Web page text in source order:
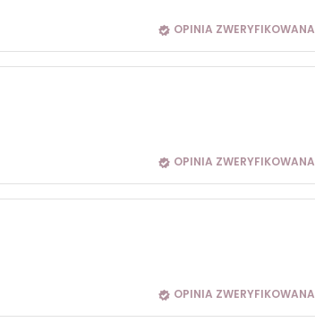
OPINIA ZWERYFIKOWANA
OPINIA ZWERYFIKOWANA
OPINIA ZWERYFIKOWANA